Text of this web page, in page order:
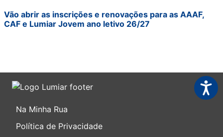
Vão abrir as inscrições e renovações para as AAAF,
CAF e Lumiar Jovem ano letivo 26/27
Na Minha Rua
Política de Privacidade